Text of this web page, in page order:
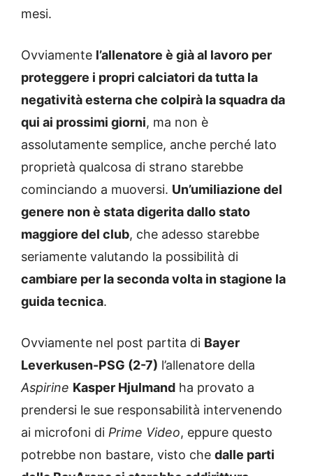
mesi.
Ovviamente l’allenatore è già al lavoro per
proteggere i propri calciatori da tutta la
negatività esterna che colpirà la squadra da
qui ai prossimi giorni, ma non è
assolutamente semplice, anche perché lato
proprietà qualcosa di strano starebbe
cominciando a muoversi. Un’umiliazione del
genere non è stata digerita dallo stato
maggiore del club, che adesso starebbe
seriamente valutando la possibilità di
cambiare per la seconda volta in stagione la
guida tecnica.
Ovviamente nel post partita di Bayer
Leverkusen-PSG (2-7) l’allenatore della
Aspirine Kasper Hjulmand ha provato a
prendersi le sue responsabilità intervenendo
ai microfoni di Prime Video, eppure questo
potrebbe non bastare, visto che dalle parti